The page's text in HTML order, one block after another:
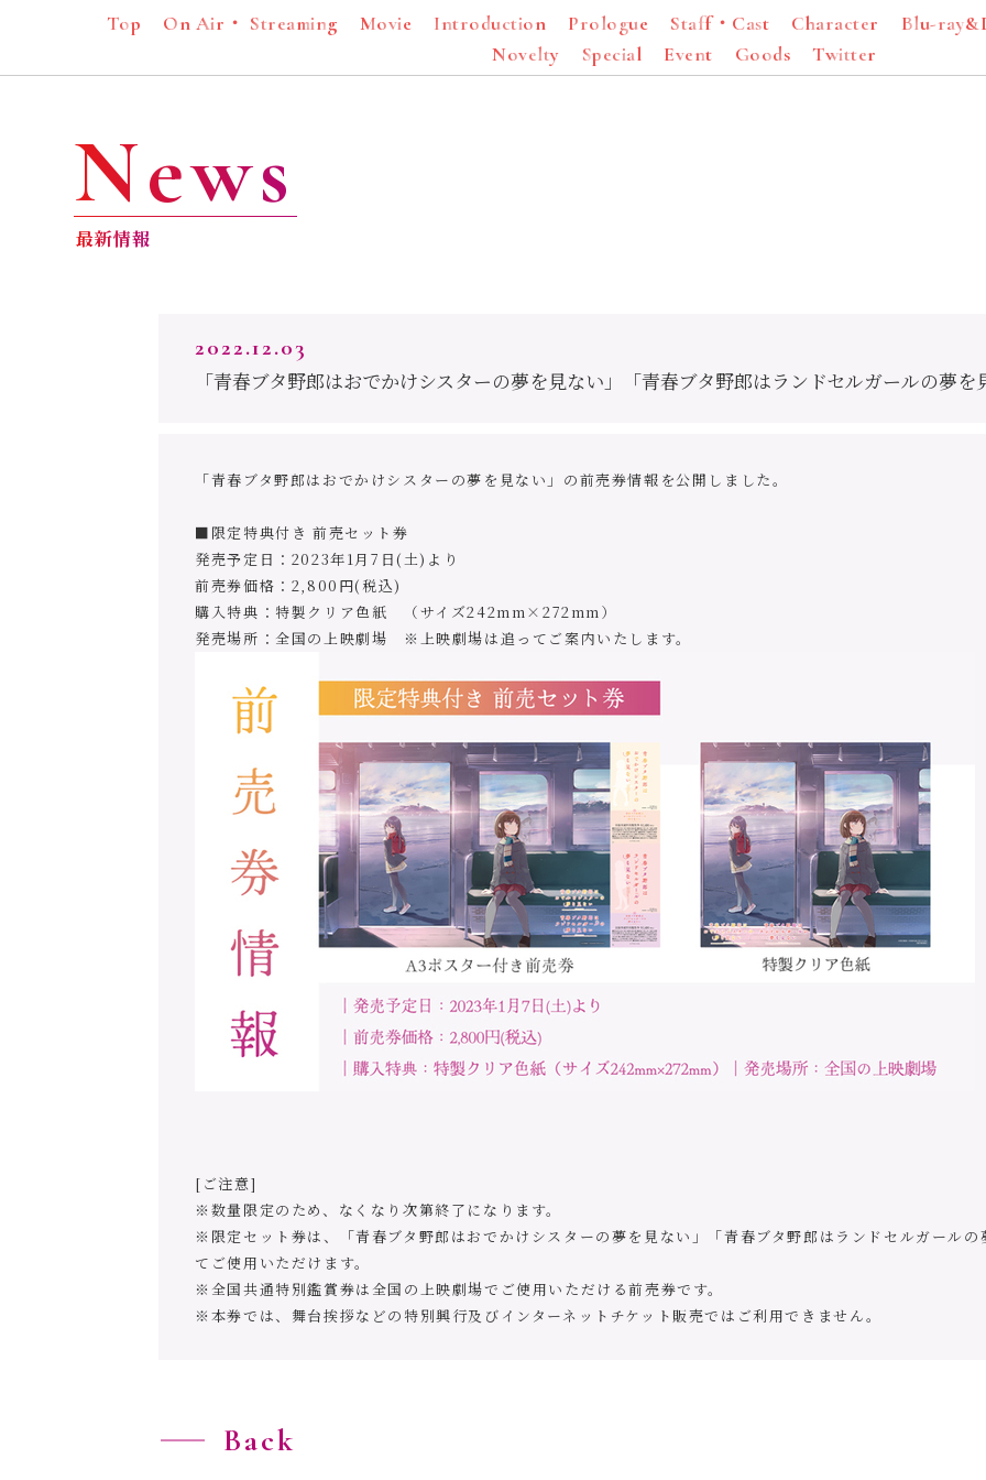
Top On Air ・ Streaming Movie Introduction Prologue Staff・ Cast Character Blu-ray&
Novelty Special Event Goods Twitter
News
最新情報
2022.12.03
「青春ブタ野郎はおでかけシスターの夢を見ない」「青春ブタ野郎はランドセルガールの夢
「青春ブタ野郎はおでかけシスターの夢を見ない」の前売券情報を公開しました。
■限定特典付き 前売セット券
発売予定日：2023年1月7日(土)より
前売券価格：2,800円(税込)
購入特典：特製クリア色紙 （サイズ242mm×272mm）
発売場所：全国の上映劇場 ※上映劇場は追ってご案内いたします。
[ご注意]
※数量限定のため、なくなり次第終了になります。
※限定セット券は、「青春ブタ野郎はおでかけシスターの夢を見ない」「青春ブタ野郎はランドセルガール
てご使用いただけます。
※全国共通特別鑑賞券は全国の上映劇場でご使用いただける前売券です。
※本券では、舞台挨拶などの特別興行及びインターネットチケット販売ではご利用できません。
Back